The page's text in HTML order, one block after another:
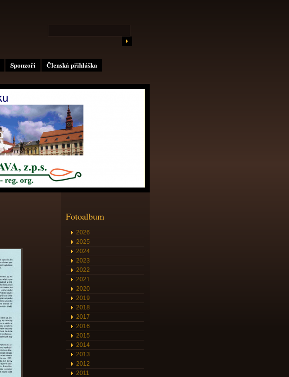
Sponzoři
Členská přihláška
Fotoalbum
2026
2025
2024
2023
2022
2021
2020
2019
2018
2017
2016
2015
2014
2013
2012
2011